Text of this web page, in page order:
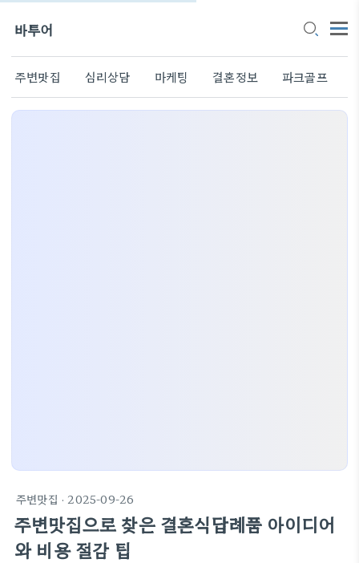
바투어
주변맛집 심리상담 마케팅 결혼정보 파크골프
주변맛집 · 2025-09-26
주변맛집으로 찾은 결혼식답례품 아이디어
와 비용 절감 팁